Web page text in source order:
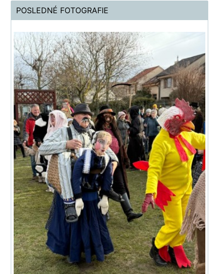
POSLEDNÉ FOTOGRAFIE